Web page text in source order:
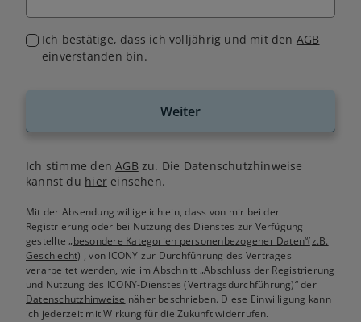
Ich bestätige, dass ich volljährig und mit den AGB
einverstanden bin.
Weiter
Ich stimme denAGB zu. Die Datenschutzhinweise
kannst du hiereinsehen.
Mit der Absendung willige ich ein, dass von mir bei der
Registrierung oder bei Nutzung des Dienstes zur Verfügung
gestellte„besondere Kategorien personenbezogener Daten“(z.B.
Geschlecht) , von ICONY zur Durchführung des Vertrages
verarbeitet werden, wie im Abschnitt „Abschluss der Registrierung
und Nutzung des ICONY-Dienstes (Vertragsdurchführung)“ der
Datenschutzhinweise näher beschrieben. Diese Einwilligung kann
ich jederzeit mit Wirkung für die Zukunft widerrufen.